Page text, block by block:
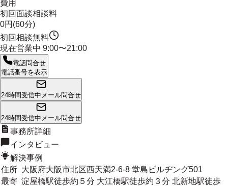
費用
初回面談相談料
0円(60分)
初回相談無料
現在営業中 9:00〜21:00
電話問合せ
電話番号を表示
24時間受信中 メール問合せ
24時間受信中 メール問合せ
事務所詳細
インタビュー
解決事例
住所 大阪府大阪市北区西天満2-6-8 堂島ビルヂング501
最寄 淀屋橋駅徒歩約５分 大江橋駅徒歩約３分 北新地駅徒歩